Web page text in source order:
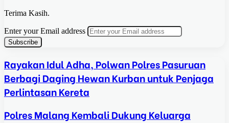
Terima Kasih.
Enter your Email address
Rayakan Idul Adha, Polwan Polres Pasuruan
Berbagi Daging Hewan Kurban untuk Penjaga
Perlintasan Kereta
Polres Malang Kembali Dukung Keluarga